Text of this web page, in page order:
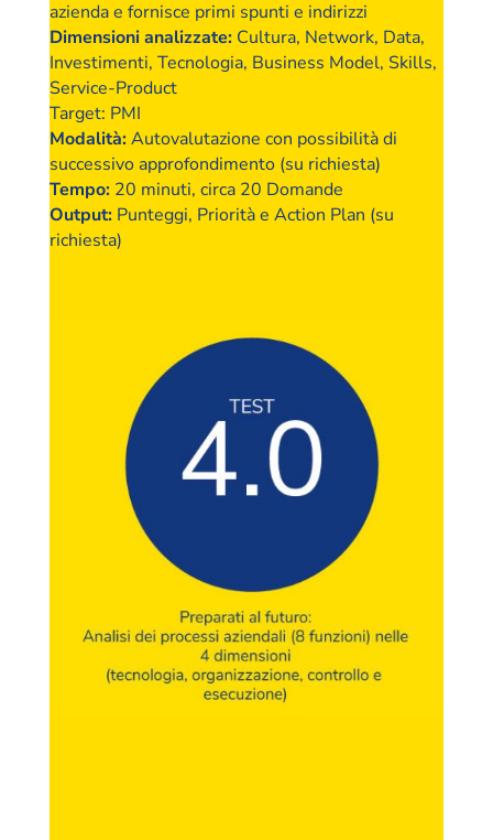
azienda e fornisce primi spunti e indirizzi
Dimensioni analizzate:Cultura, Network, Data,
Investimenti, Tecnologia, Business Model, Skills,
Service-Product
Target: PMI
Modalità:Autovalutazione con possibilità di
successivo approfondimento (su richiesta)
Tempo:20 minuti, circa 20 Domande
Output:Punteggi, Priorità e Action Plan (su
richiesta)